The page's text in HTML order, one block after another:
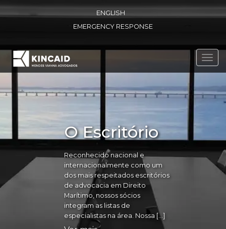
ENGLISH
EMERGENCY RESPONSE
O Escritório
Reconhecido nacional e
internacionalmente como um
dos mais respeitados escritórios
de advocacia em Direito
Marítimo, nossos sócios
integram as listas de
especialistas na área. Nossa […]